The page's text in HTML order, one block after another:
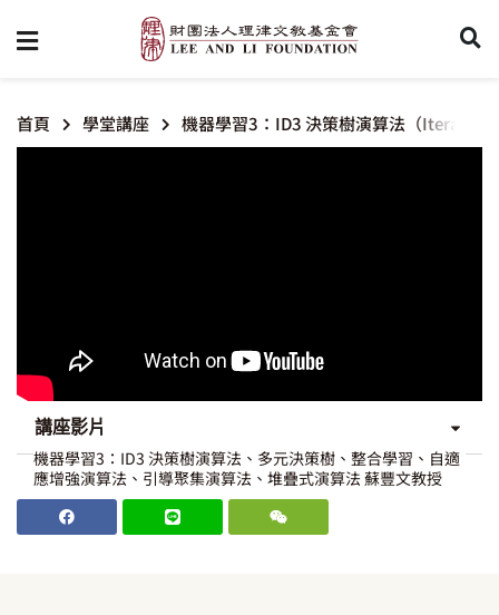
首頁 學堂講座 機器學習3：ID3 決策樹演算法（Iterative
講座影片
機器學習3：ID3 決策樹演算法、多元決策樹、整合學習、自適
應增強演算法、引導聚集演算法、堆疊式演算法 蘇豐文教授